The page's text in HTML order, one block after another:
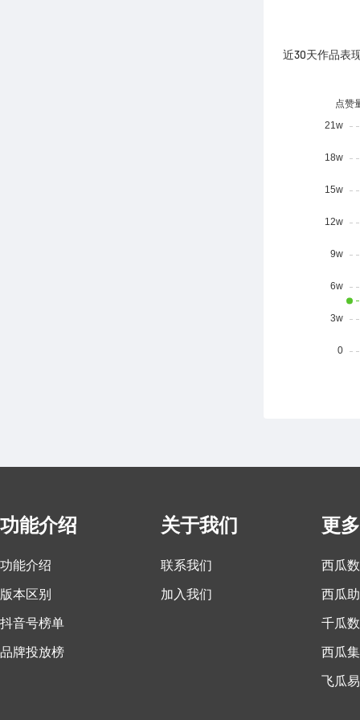
近30天作品表
功能介绍
功能介绍
版本区别
抖音号榜单
品牌投放榜
关于我们
联系我们
加入我们
更
西瓜
西瓜
千瓜
西瓜集
飞瓜